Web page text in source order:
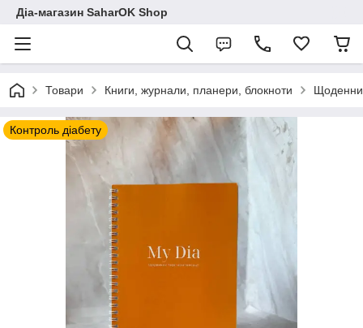
Діа-магазин SaharOK Shop
Товари Книги, журнали, планери, блокноти
Контроль діабету